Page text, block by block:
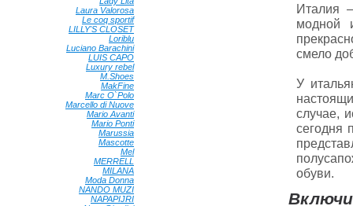
Италия
модной
смело
У
случае,
сегодня
обуви.
Laura Valorosa
Le coq sportif•
LILLY'S CLOSET•
Loriblu
Luciano Barachini•
LUIS CAPO
Luxury rebel•
M.Shoes
MakFine
Marc O`Polo
Marcello di Nuove
Mario Avanti•
Mario Ponti•
Marussia
Mascotte
Mel•
MERRELL
MILANA
Moda Donna
NANDO MUZI
NAPAPIJRI